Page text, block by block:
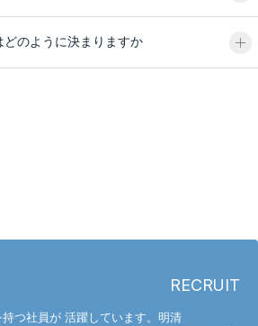
どのように決まりますか
RECRUIT
つ社員が 活躍しています。 明清